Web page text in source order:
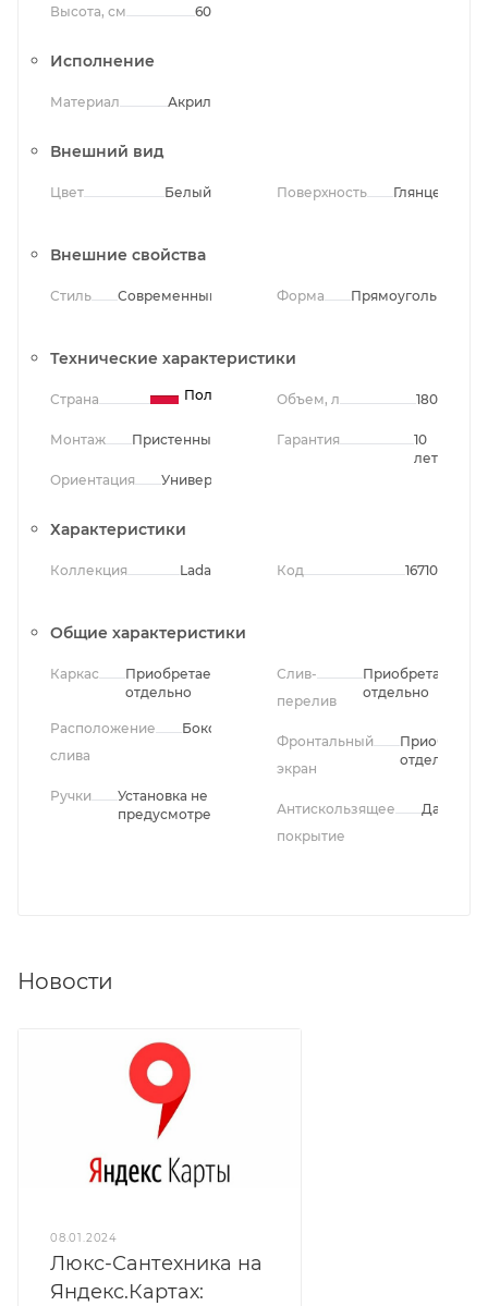
Высота, см 60
Исполнение
Материал Акрил
Внешний вид
Цвет Белый Поверхность Глянцевая
Внешние свойства
Стиль Современный Форма Прямоугольная
Технические характеристики
Страна Польша
Монтаж Пристенный
Ориентация Универсальная
Объем, л 180
Гарантия
10
лет
Характеристики
Коллекция Lada Код 16710
Общие характеристики
Каркас
Приобретается
отдельно
Расположение
слива
Боковое
Ручки
Установка не
предусмотрена
Слив-
перелив
Приобретается
отдельно
Фронтальный
экран
отдельно
Антискользящее
покрытие
Да
Новости
08.01.2024
Люкс-Сантехника на
Яндекс.Картах: